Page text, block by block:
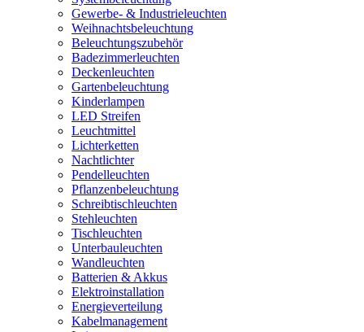
Gewerbe- & Industrieleuchten
Weihnachtsbeleuchtung
Beleuchtungszubehör
Badezimmerleuchten
Deckenleuchten
Gartenbeleuchtung
Kinderlampen
LED Streifen
Leuchtmittel
Lichterketten
Nachtlichter
Pendelleuchten
Pflanzenbeleuchtung
Schreibtischleuchten
Stehleuchten
Tischleuchten
Unterbauleuchten
Wandleuchten
Batterien & Akkus
Elektroinstallation
Energieverteilung
Kabelmanagement